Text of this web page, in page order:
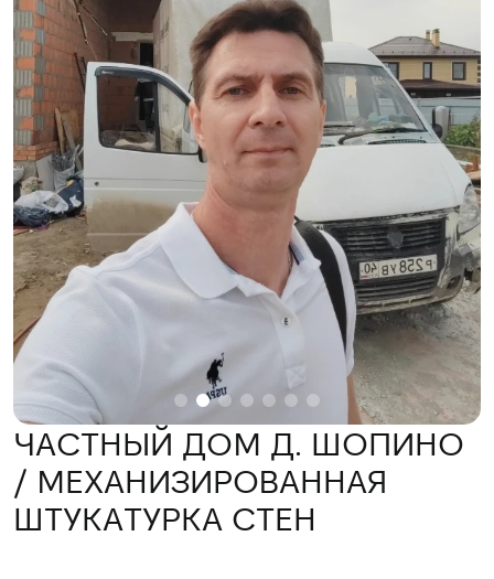
ЧАСТНЫЙ ДОМ Д. ШОПИНО
/ МЕХАНИЗИРОВАННАЯ
ШТУКАТУРКА СТЕН